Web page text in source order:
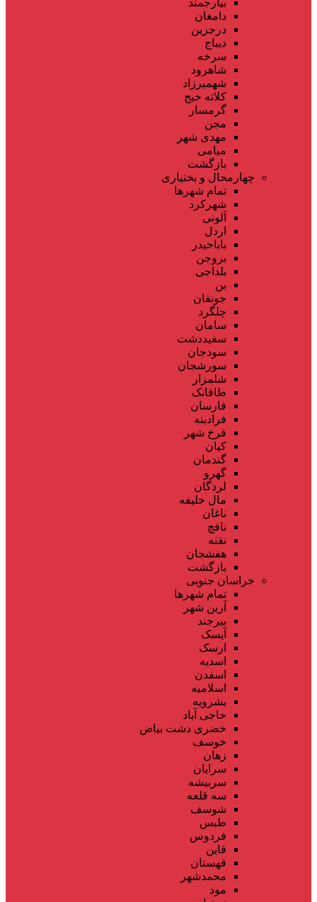
دامغان
درجزین
دیباج
سرخه
شاهرود
شهمیرزاد
کلاته خیج
گرمسار
مجن
مهدی شهر
میامی
بازگشت
چهارمحال و بختیاری
تمام شهر‌ها
شهرکرد
آلونی
اردل
باباحیدر
بروجن
بلداجی
بن
جونقان
چلگرد
سامان
سفیددشت
سودجان
سورشجان
شلمزار
طاقانک
فارسان
فرادبنه
فرخ شهر
کیان
گندمان
گهرو
لردگان
مال خلیفه
ناغان
نافچ
نقنه
هفشجان
بازگشت
خراسان جنوبی
تمام شهر‌ها
آرین شهر
بیرجند
آیسک
ارسک
اسدیه
اسفدن
اسلامیه
بشرویه
حاجی آباد
خضری دشت بیاض
خوسف
زهان
سرایان
سربیشه
سه قلعه
شوسف
طبس
فردوس
قاین
قهستان
محمدشهر
مود